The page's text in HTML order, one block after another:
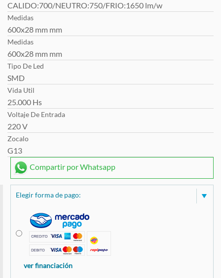
CALIDO:700/NEUTRO:750/FRIO:1650 lm/w
Medidas
600x28 mm mm
Medidas
600x28 mm mm
Tipo De Led
SMD
Vida Util
25.000 Hs
Voltaje De Entrada
220 V
Zocalo
G13
Compartir por Whatsapp
Elegir forma de pago:
ver financiación